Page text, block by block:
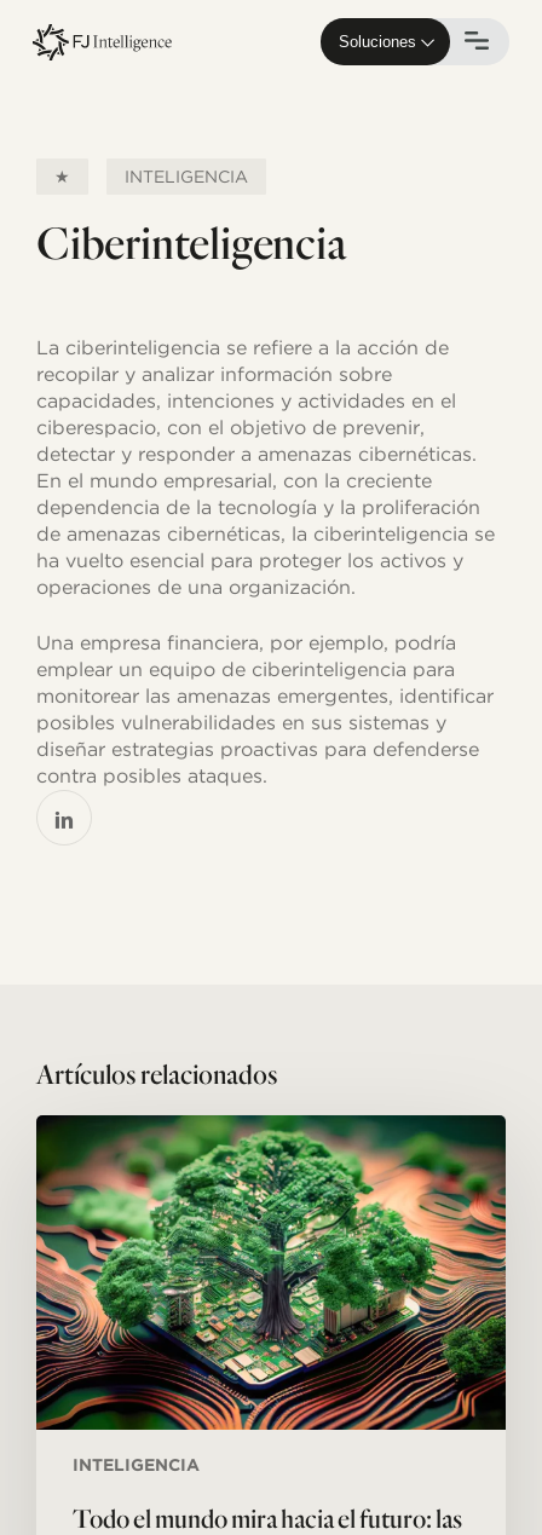
main
Soluciones
★ INTELIGENCIA
Ciberinteligencia
La ciberinteligencia se refiere a la acción de
recopilar y analizar información sobre
capacidades, intenciones y actividades en el
ciberespacio, con el objetivo de prevenir,
detectar y responder a amenazas cibernéticas.
En el mundo empresarial, con la creciente
dependencia de la tecnología y la proliferación
de amenazas cibernéticas, la ciberinteligencia se
ha vuelto esencial para proteger los activos y
operaciones de una organización.
Una empresa financiera, por ejemplo, podría
emplear un equipo de ciberinteligencia para
monitorear las amenazas emergentes, identificar
posibles vulnerabilidades en sus sistemas y
diseñar estrategias proactivas para defenderse
contra posibles ataques.
INTELIGENCIA
Todo
mundo
mira
hacia
el
futuro:
las
tecnologías
emergentes
y
la
innovación
disruptiva
Todo el mundo mira hacia el futuro: las